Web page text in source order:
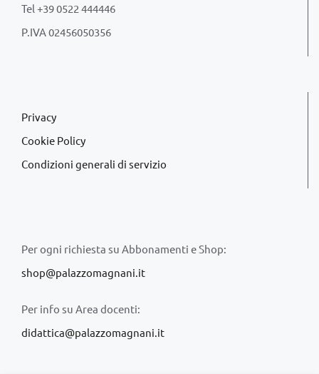
Tel +39 0522 444446
P.IVA 02456050356
Privacy
Cookie Policy
Condizioni generali di servizio
Per ogni richiesta su Abbonamenti e Shop:
shop@palazzomagnani.it
Per info su Area docenti:
didattica@palazzomagnani.it